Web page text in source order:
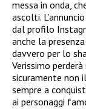
messa in onda,
ascolti.
dal profilo
anche la
davvero per lo
Verissimo
sicuramente non
sempre a
ai personaggi